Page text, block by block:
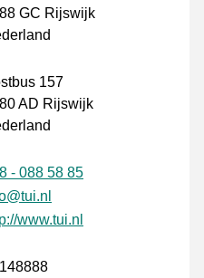
GC Rijswijk
157
AD Rijswijk
- 088 58 85
www.tui.nl